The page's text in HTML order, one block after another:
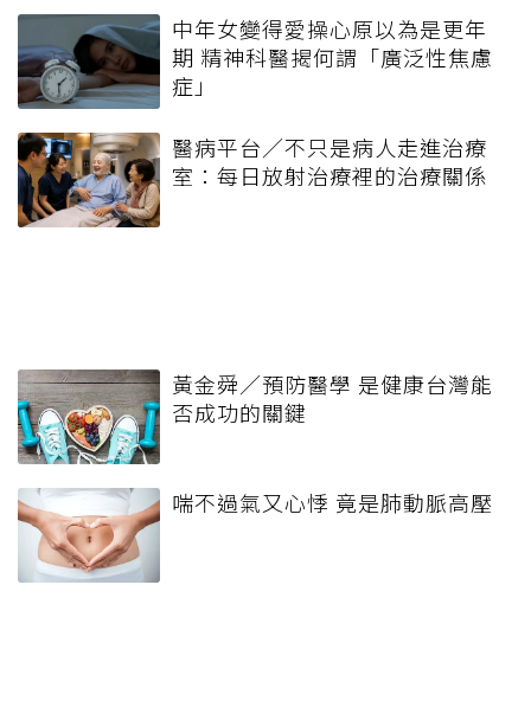
中年女變得愛操心原以為是更年
期 精神科醫揭何謂「廣泛性焦慮
症」
醫病平台／不只是病人走進治療
室：每日放射治療裡的治療關係
黃金舜／預防醫學 是健康台灣能
否成功的關鍵
喘不過氣又心悸 竟是肺動脈高壓